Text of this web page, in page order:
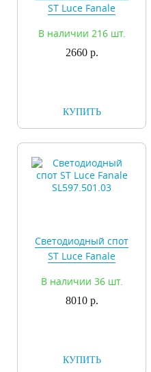
ST Luce Fanale
В наличии 216 шт.
2660 р.
КУПИТЬ
Светодиодный спот
ST Luce Fanale
В наличии 36 шт.
8010 р.
КУПИТЬ